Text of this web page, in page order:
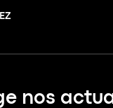
nos